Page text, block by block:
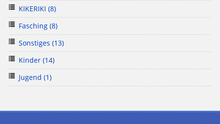
KIKERIKI (8)
Fasching (8)
Sonstiges (13)
Kinder (14)
Jugend (1)